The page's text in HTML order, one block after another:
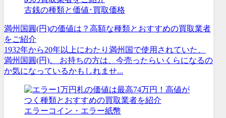
古銭の種類と価値･買取価格
満州国圓(円)の価値は？高額な種類とおすすめの買取業者
をご紹介
1932年から20年以上にわたり満州国で使用されていた、
満州国圓(円)。 お持ちの方は、今売ったらいくらになるの
か気になっているかもしれませ...
エラーコイン・エラー紙幣